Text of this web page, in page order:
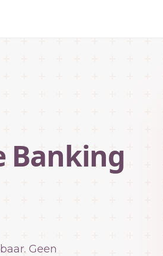
Banking
Geen